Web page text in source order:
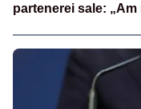
partenerei sale: